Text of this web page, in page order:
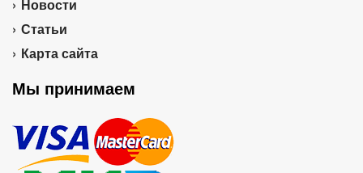
Новости
Статьи
Карта сайта
Мы принимаем